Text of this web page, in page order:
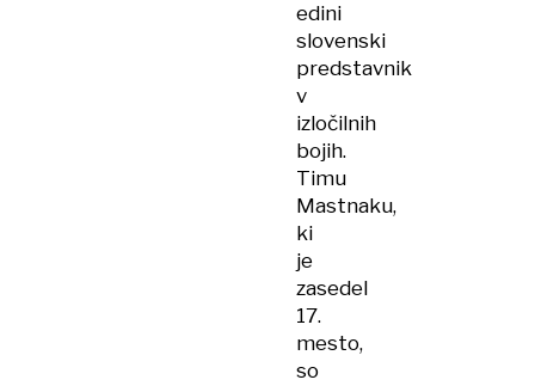
edini
slovenski
predstavnik
v
izločilnih
bojih.
Timu
Mastnaku,
ki
je
zasedel
17.
mesto,
so